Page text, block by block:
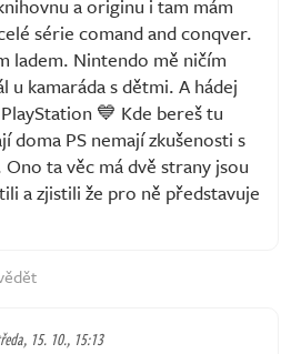
a originu i tam mám
série comand and conqver.
ladem. Nintendo mě ničím
u kamaráda s dětmi. A hádej
💙 Kde bereš tu
doma PS nemají zkušenosti s
ta věc má dvě strany jsou
a zjistili že pro ně představuje
15. 10., 15:13